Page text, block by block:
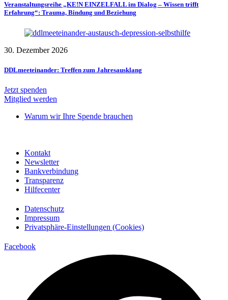
Veranstaltungsreihe „KE!N EINZELFALL im Dialog – Wissen trifft
Erfahrung“: Trauma, Bindung und Beziehung
30. Dezember 2026
DDLmeeteinander: Treffen zum Jahresausklang
Jetzt spenden
Mitglied werden
Warum wir Ihre Spende brauchen
Kontakt
Newsletter
Bankverbindung
Transparenz
Hilfecenter
Datenschutz
Impressum
Privatsphäre-Einstellungen (Cookies)
Facebook